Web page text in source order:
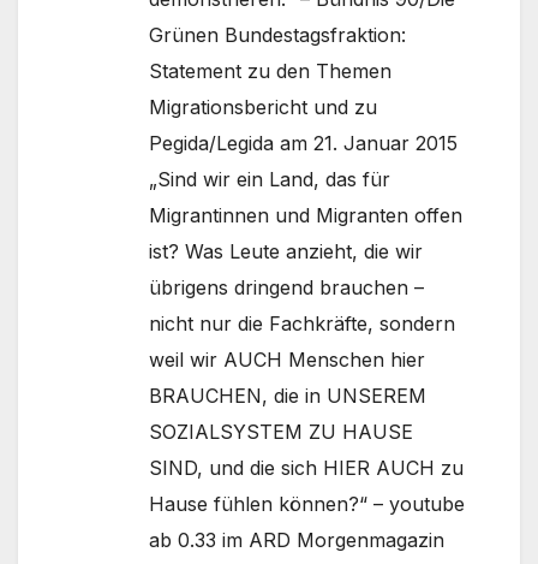
Grünen Bundestagsfraktion:
Statement zu den Themen
Migrationsbericht und zu
Pegida/Legida am 21. Januar 2015
„Sind wir ein Land, das für
Migrantinnen und Migranten offen
ist? Was Leute anzieht, die wir
übrigens dringend brauchen –
nicht nur die Fachkräfte, sondern
weil wir AUCH Menschen hier
BRAUCHEN, die in UNSEREM
SOZIALSYSTEM ZU HAUSE
SIND, und die sich HIER AUCH zu
Hause fühlen können?“ – youtube
ab 0.33 im ARD Morgenmagazin